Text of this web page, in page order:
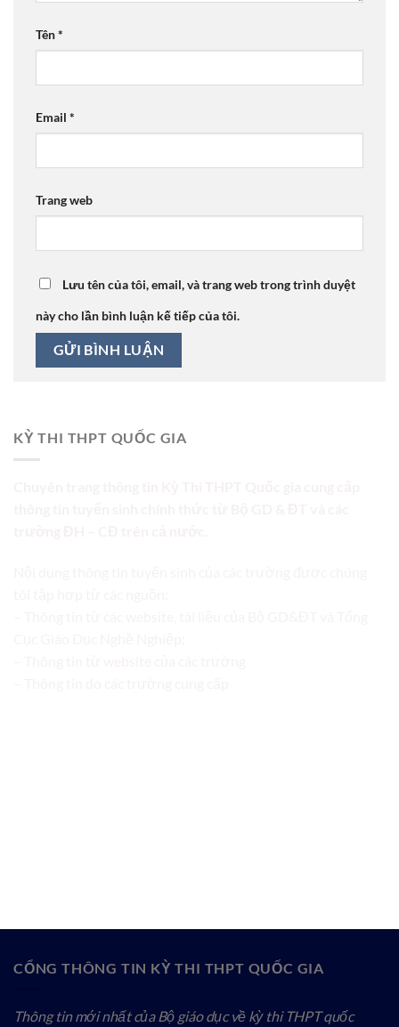
Tên*
Email *
Trang web
Lưu tên của tôi, email, và trang web trong trình duyệt
này cho lần bình luận kế tiếp của tôi.
KỲ THI THPT QUỐC GIA
CỔNG THÔNG TIN KỲ THI THPT QUỐC GIA
Thông tin mới nhất của Bộ giáo dục về kỳ thi THPT quốc